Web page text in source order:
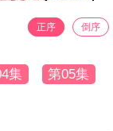
正序 倒序
集 第05集